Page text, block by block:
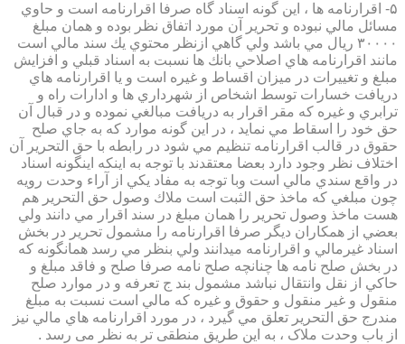
۵- اقرارنامه ها ، اين گونه اسناد گاه صرفا اقرارنامه است و حاوي
مسائل مالي نبوده و تحرير آن مورد اتفاق نظر بوده و همان مبلغ
۳۰۰۰۰ ريال مي باشد ولي گاهي ازنظر محتوي يك سند مالي است
مانند اقرارنامه هاي اصلاحي بانك ها نسبت به اسناد قبلي و افزايش
مبلغ و تغييرات در ميزان اقساط و غيره است و يا اقرارنامه هاي
دريافت خسارات توسط اشخاص از شهرداري ها و ادارات راه و
ترابري و غيره كه مقر اقرار به دريافت مبالغي نموده و در قبال آن
حق خود را اسقاط مي نمايد ، در اين گونه موارد كه به جاي صلح
حقوق در قالب اقرارنامه تنظيم مي شود در رابطه با حق التحرير آن
اختلاف نظر وجود دارد بعضا معتقدند با توجه به اينكه اينگونه اسناد
در واقع سندي مالي است وبا توجه به مفاد يكي از آراء وحدت رويه
چون مبلغي كه ماخذ حق الثبت است ملاك وصول حق التحرير هم
هست ماخذ وصول تحرير را همان مبلغ در سند اقرار مي دانند ولي
بعضي از همكاران ديگر صرفا اقرارنامه را مشمول تحرير در بخش
اسناد غيرمالي و اقرارنامه ميدانند ولي بنظر مي رسد همانگونه كه
در بخش صلح نامه ها چنانچه صلح نامه صرفا صلح و فاقد مبلغ و
حاكي از نقل وانتقال نباشد مشمول بند ج تعرفه و در موارد صلح
منقول و غير منقول و حقوق و غيره كه مالي است نسبت به مبلغ
مندرج حق التحرير تعلق مي گيرد ، در مورد اقرارنامه هاي مالي نيز
از باب وحدت ملاک ، به این طریق منطقی تر به نظر می رسد .